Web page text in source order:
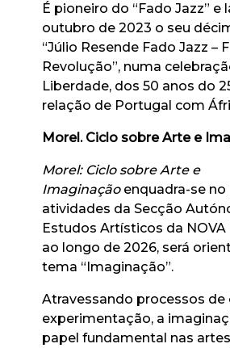
É pioneiro do “Fado Jazz” e
outubro de 2023 o seu
“Júlio Resende Fado Jazz –
Revolução”, numa
Liberdade, dos 50 anos do
relação de Portugal com
Morel. Ciclo sobre Arte e
Morel: Ciclo sobre Arte e
Imaginação enquadra-se
atividades da Secção
Estudos Artísticos da NOVA
ao longo de 2026, será
tema “Imaginação”.
Atravessando processos de
experimentação, a
papel fundamental nas